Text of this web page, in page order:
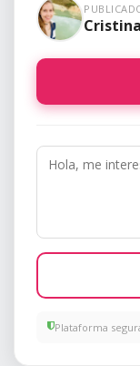
Cristina
Plataforma